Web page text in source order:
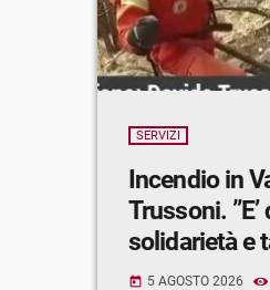
SERVIZI
Incendio in
Trussoni.
solidarietà e
today 5 AGOSTO 2026